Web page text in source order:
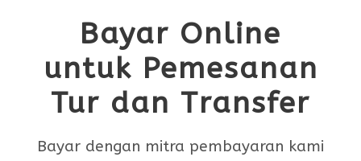
Bayar Online
untuk Pemesanan
Tur dan Transfer
Bayar dengan mitra pembayaran kami